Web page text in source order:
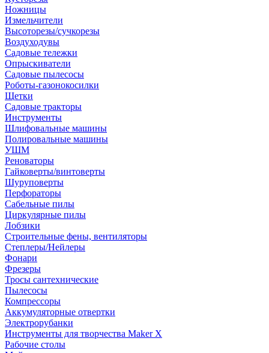
Ножницы
Измельчители
Высоторезы/сучкорезы
Воздуходувы
Садовые тележки
Опрыскиватели
Садовые пылесосы
Роботы-газонокосилки
Щетки
Садовые тракторы
Инструменты
Шлифовальные машины
Полировальные машины
УШМ
Реноваторы
Гайковерты/винтоверты
Шуруповерты
Перфораторы
Сабельные пилы
Циркулярные пилы
Лобзики
Строительные фены, вентиляторы
Степлеры/Нейлеры
Фонари
Фрезеры
Тросы сантехнические
Пылесосы
Компрессоры
Аккумуляторные отвертки
Электрорубанки
Инструменты для творчества Maker X
Рабочие столы